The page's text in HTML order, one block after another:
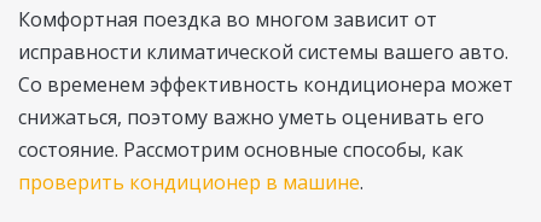
Комфортная поездка во многом зависит от
исправности климатической системы вашего авто.
Со временем эффективность кондиционера может
снижаться, поэтому важно уметь оценивать его
состояние. Рассмотрим основные способы, как
проверить кондиционер в машине.